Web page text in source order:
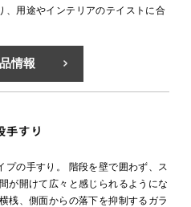
、用途やインテリアのテイストに合
情報
プの手すり。 階段を壁で囲わず、ス
が開けて広々と感じられるようにな
桟、側面からの落下を抑制するガラ